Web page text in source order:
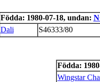
Födda: 1980-07-18, undan:
Dali
S46333/80
Födda:
Wingstar